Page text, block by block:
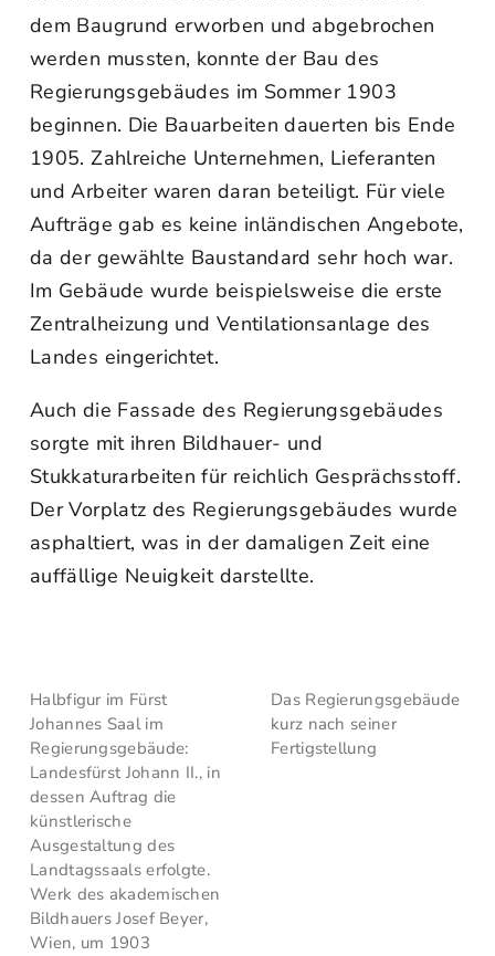
dem Baugrund erworben und abgebrochen
werden mussten, konnte der Bau des
Regierungsgebäudes im Sommer 1903
beginnen. Die Bauarbeiten dauerten bis Ende
1905. Zahlreiche Unternehmen, Lieferanten
und Arbeiter waren daran beteiligt. Für viele
Aufträge gab es keine inländischen Angebote,
da der gewählte Baustandard sehr hoch war.
Im Gebäude wurde beispielsweise die erste
Zentralheizung und Ventilationsanlage des
Landes eingerichtet.
Auch die Fassade des Regierungsgebäudes
sorgte mit ihren Bildhauer- und
Stukkaturarbeiten für reichlich Gesprächsstoff.
Der Vorplatz des Regierungsgebäudes wurde
asphaltiert, was in der damaligen Zeit eine
auffällige Neuigkeit darstellte.
Halbfigur im Fürst
Johannes Saal im
Regierungsgebäude:
Landesfürst Johann II., in
dessen Auftrag die
künstlerische
Ausgestaltung des
Landtagssaals erfolgte.
Werk des akademischen
Bildhauers Josef Beyer,
Wien, um 1903
Das Regierungsgebäude
kurz nach seiner
Fertigstellung